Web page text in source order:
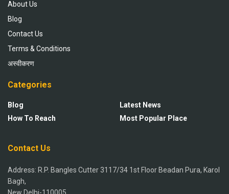
About Us
Blog
Contact Us
Terms & Conditions
अस्वीकरण
Categories
Blog
How To Reach
Latest News
Most Popular Place
Contact Us
Address: R.P. Bangles Cutter 3117/34 1st Floor Beadan Pura, Karol
Bagh,